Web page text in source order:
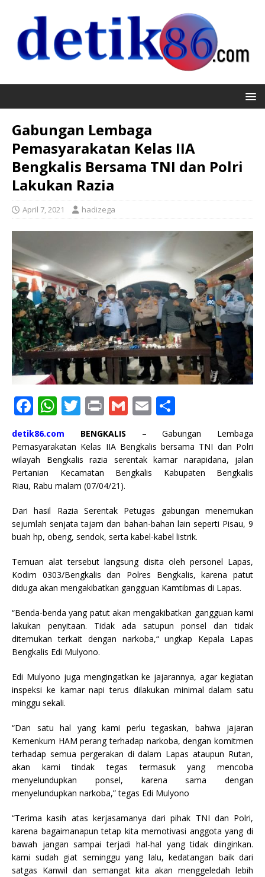
Gabungan Lembaga
Pemasyarakatan Kelas IIA
Bengkalis Bersama TNI dan Polri
Lakukan Razia
April 7, 2021 hadizega
F
a
c
e
b
o
o
k
W
at
s
A
p
T
w
it
te
r
P
ri
n
t
G
ai
l
E
m
ai
l
ar
e
detik86.com BENGKALIS – Gabungan Lembaga
Pemasyarakatan Kelas IIA Bengkalis bersama TNI dan Polri
wilayah Bengkalis razia serentak kamar narapidana, jalan
Pertanian Kecamatan Bengkalis Kabupaten Bengkalis
Riau, Rabu malam (07/04/21).
Dari hasil Razia Serentak Petugas gabungan menemukan
sejumlah senjata tajam dan bahan-bahan lain seperti Pisau, 9
buah hp, obeng, sendok, serta kabel-kabel listrik.
Temuan alat tersebut langsung disita oleh personel Lapas,
Kodim 0303/Bengkalis dan Polres Bengkalis, karena patut
diduga akan mengakibatkan gangguan Kamtibmas di Lapas.
“Benda-benda yang patut akan mengakibatkan gangguan kami
lakukan penyitaan. Tidak ada satupun ponsel dan tidak
ditemukan terkait dengan narkoba,“ ungkap Kepala Lapas
Bengkalis Edi Mulyono.
Edi Mulyono juga mengingatkan ke jajarannya, agar kegiatan
inspeksi ke kamar napi terus dilakukan minimal dalam satu
minggu sekali.
“Dan satu hal yang kami perlu tegaskan, bahwa jajaran
Kemenkum HAM perang terhadap narkoba, dengan komitmen
terhadap semua pergerakan di dalam Lapas ataupun Rutan,
akan kami tindak tegas termasuk yang mencoba
menyelundupkan ponsel, karena sama dengan
menyelundupkan narkoba,” tegas Edi Mulyono
“Terima kasih atas kerjasamanya dari pihak TNI dan Polri,
karena bagaimanapun tetap kita memotivasi anggota yang di
bawah jangan sampai terjadi hal-hal yang tidak diinginkan.
kami sudah giat seminggu yang lalu, kedatangan baik dari
satgas Kanwil dan semangat kita akan menggeledah lebih